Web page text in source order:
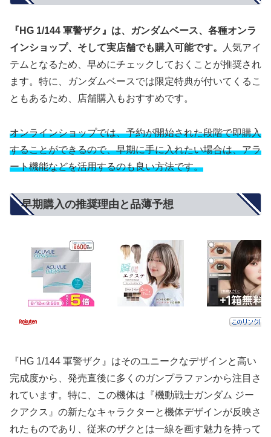
『HG 1/144 軍警ザク』は、ガンダムベース、各種オンラ
インショップ、そして実店舗でも購入可能です。
人気アイ
テムとなるため、早めにチェックしておくことが推奨され
ます。特に、ガンダムベースでは限定特典が付いてくるこ
ともあるため、店舗購入もおすすめです。
オンラインショップでは、予約が開始された段階で即購入
することができるので、早期に手に入れたい場合は、アラ
ート機能などを活用するのも良い方法です。
早期購入の推奨理由と品薄予想
『HG 1/144 軍警ザク』はそのユニークなデザインと高い
完成度から、発売直後に多くのガンプラファンから注目さ
れています。特に、この機体は『機動戦士ガンダム ジー
クアクス』の新たなキャラクターと機体デザインが反映さ
れたものであり、従来のザクとは一線を画す魅力を持って